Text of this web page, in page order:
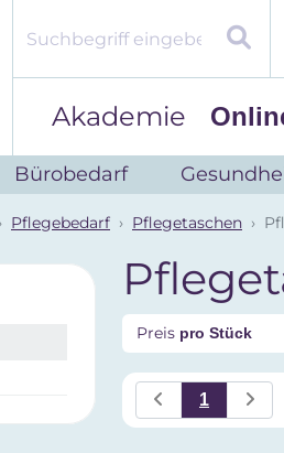
Akademie
Bürobedarf
Pflegebedarf Pflegetaschen
Preis pro Stück
1